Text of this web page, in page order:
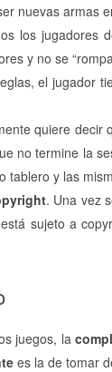
nuevas armas
los jugadores
y no se
el jugador
quiere decir
no termine la
tablero y las
. Una vez
sujeto a
juegos, la
es la de tomar